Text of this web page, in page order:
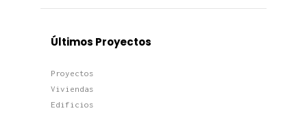
Últimos Proyectos
Proyectos
Viviendas
Edificios